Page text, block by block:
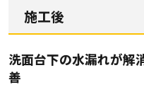
施工後
洗面台下の水漏れが解
善